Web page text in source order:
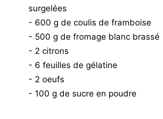
surgelées
- 600 g de coulis de framboise
- 500 g de fromage blanc brassé
- 2 citrons
- 6 feuilles de gélatine
- 2 oeufs
- 100 g de sucre en poudre